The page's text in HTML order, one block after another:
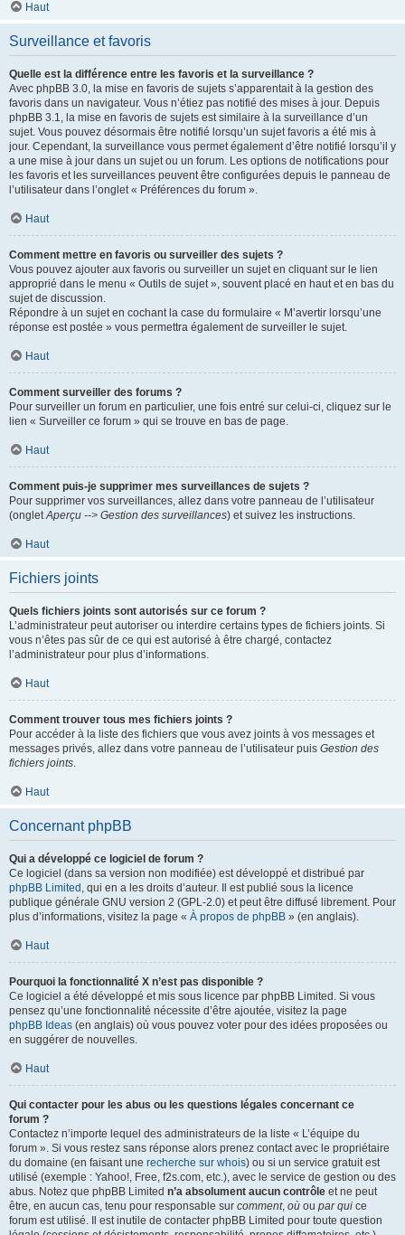
Haut
Surveillance et favoris
Quelle est la différence entre les favoris et la surveillance ?
Avec phpBB 3.0, la mise en favoris de sujets s’apparentait à la gestion des
favoris dans un navigateur. Vous n’étiez pas notifié des mises à jour. Depuis
phpBB 3.1, la mise en favoris de sujets est similaire à la surveillance d’un
sujet. Vous pouvez désormais être notifié lorsqu’un sujet favoris a été mis à
jour. Cependant, la surveillance vous permet également d’être notifié lorsqu’il y
a une mise à jour dans un sujet ou un forum. Les options de notifications pour
les favoris et les surveillances peuvent être configurées depuis le panneau de
l’utilisateur dans l’onglet « Préférences du forum ».
Haut
Comment mettre en favoris ou surveiller des sujets ?
Vous pouvez ajouter aux favoris ou surveiller un sujet en cliquant sur le lien
approprié dans le menu « Outils de sujet », souvent placé en haut et en bas du
sujet de discussion.
Répondre à un sujet en cochant la case du formulaire « M’avertir lorsqu’une
réponse est postée » vous permettra également de surveiller le sujet.
Haut
Comment surveiller des forums ?
Pour surveiller un forum en particulier, une fois entré sur celui-ci, cliquez sur le
lien « Surveiller ce forum » qui se trouve en bas de page.
Haut
Comment puis-je supprimer mes surveillances de sujets ?
Pour supprimer vos surveillances, allez dans votre panneau de l’utilisateur
(ongletAperçu --> Gestion des surveillances) et suivez les instructions.
Haut
Fichiers joints
Quels fichiers joints sont autorisés sur ce forum ?
L’administrateur peut autoriser ou interdire certains types de fichiers joints. Si
vous n’êtes pas sûr de ce qui est autorisé à être chargé, contactez
l’administrateur pour plus d’informations.
Haut
Comment trouver tous mes fichiers joints ?
Pour accéder à la liste des fichiers que vous avez joints à vos messages et
messages privés, allez dans votre panneau de l’utilisateur puis Gestion des
fichiers joints.
Haut
Concernant phpBB
Qui a développé ce logiciel de forum ?
Ce logiciel (dans sa version non modifiée) est développé et distribué par
phpBB Limited , qui en a les droits d’auteur. Il est publié sous la licence
publique générale GNU version 2 (GPL-2.0) et peut être diffusé librement. Pour
plus d’informations, visitez la page « À propos de phpBB » (en anglais).
Haut
Pourquoi la fonctionnalité X n’est pas disponible ?
Ce logiciel a été développé et mis sous licence par phpBB Limited. Si vous
pensez qu’une fonctionnalité nécessite d’être ajoutée, visitez la page
phpBB Ideas (en anglais) où vous pouvez voter pour des idées proposées ou
en suggérer de nouvelles.
Haut
Qui contacter pour les abus ou les questions légales concernant ce
forum ?
Contactez n’importe lequel des administrateurs de la liste « L’équipe du
forum ». Si vous restez sans réponse alors prenez contact avec le propriétaire
du domaine (en faisant une recherche sur whois) ou si un service gratuit est
utilisé (exemple : Yahoo!, Free, f2s.com, etc.), avec le service de gestion ou des
abus. Notez que phpBB Limited n’a absolument aucun contrôle et ne peut
être, en aucun cas, tenu pour responsable sur comment, où ou par qui ce
forum est utilisé. Il est inutile de contacter phpBB Limited pour toute question